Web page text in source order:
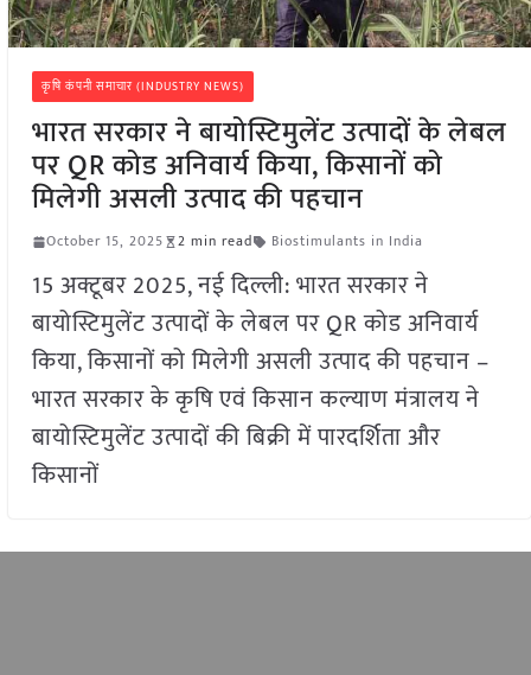
कृषि कंपनी समाचार (INDUSTRY NEWS)
भारत सरकार ने बायोस्टिमुलेंट उत्पादों के लेबल
पर QR कोड अनिवार्य किया, किसानों को
मिलेगी असली उत्पाद की पहचान
October 15, 2025 2 min read Biostimulants in India
15 अक्टूबर 2025, नई दिल्ली: भारत सरकार ने
बायोस्टिमुलेंट उत्पादों के लेबल पर QR कोड अनिवार्य
किया, किसानों को मिलेगी असली उत्पाद की पहचान –
भारत सरकार के कृषि एवं किसान कल्याण मंत्रालय ने
बायोस्टिमुलेंट उत्पादों की बिक्री में पारदर्शिता और
किसानों